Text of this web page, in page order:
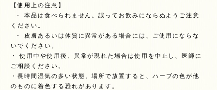
【使用上の注意】
・ 本品は食べられません。誤ってお飲みにならぬようご注意
ください。
・ 皮膚あるいは体質に異常がある場合には、ご使用にならな
いでください。
・ 使用中や使用後、異常が現れた場合は使用を中止し、医師に
ご相談ください。
・長時間湿気の多い状態、場所で放置すると、ハーブの色が他
のものに着色する恐れがあります。